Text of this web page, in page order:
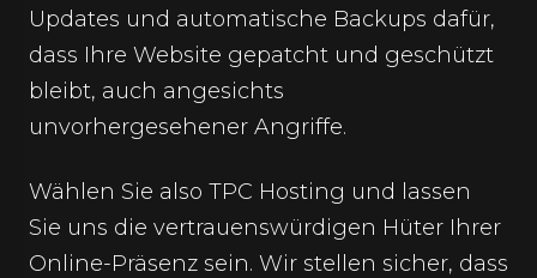
Updates und automatische Backups dafür,
dass Ihre Website gepatcht und geschützt
bleibt, auch angesichts
unvorhergesehener Angriffe.
Wählen Sie also TPC Hosting und lassen
Sie uns die vertrauenswürdigen Hüter Ihrer
Online-Präsenz sein. Wir stellen sicher, dass